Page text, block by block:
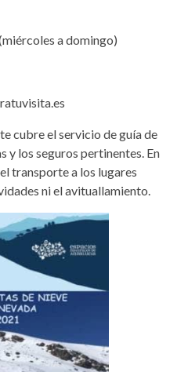
a domingo)
cubre el servicio de guía de
y los seguros pertinentes. En
transporte a los lugares
ni el avituallamiento.